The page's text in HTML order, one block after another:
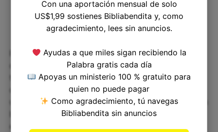
Para quienes respetan y temen a Dios, este
capítulo trae una promesa que casi se puede
tocar: un “sol de justicia” que nace, que ilumina y
calienta la vida. No es solo una imagen bonita, es
una experiencia profunda. Imagina la alegría de un
becerro saltando libre por el campo, ese salto
espontáneo y lleno de vida. Así es la salvación
Con una aportación mensual de solo
US$1,99 sostienes Bibliabendita y, como
agradecimiento, lees sin anuncios.
Ayudas a que miles sigan recibiendo la
Palabra gratis cada día
Apoyas un ministerio 100 % gratuito para
quien no puede pagar
Como agradecimiento, tú navegas
Bibliabendita sin anuncios